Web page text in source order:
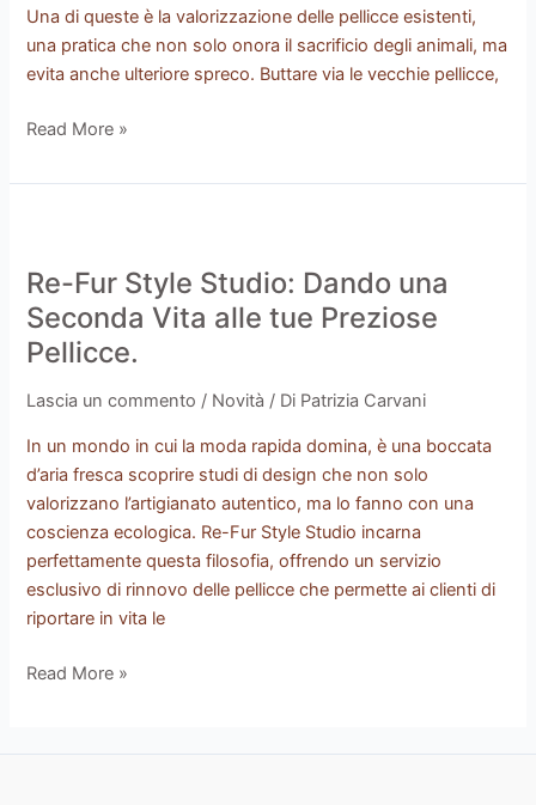
Una di queste è la valorizzazione delle pellicce esistenti,
una pratica che non solo onora il sacrificio degli animali, ma
evita anche ulteriore spreco. Buttare via le vecchie pellicce,
Read More »
Re-Fur Style Studio: Dando una
Seconda Vita alle tue Preziose
Pellicce.
Lascia un commento / Novità / Di Patrizia Carvani
In un mondo in cui la moda rapida domina, è una boccata
d’aria fresca scoprire studi di design che non solo
valorizzano l’artigianato autentico, ma lo fanno con una
coscienza ecologica. Re-Fur Style Studio incarna
perfettamente questa filosofia, offrendo un servizio
esclusivo di rinnovo delle pellicce che permette ai clienti di
riportare in vita le
Style
Studio:
Dando
una
Seconda
alle
tue
Preziose
Pellicce.
Read More »